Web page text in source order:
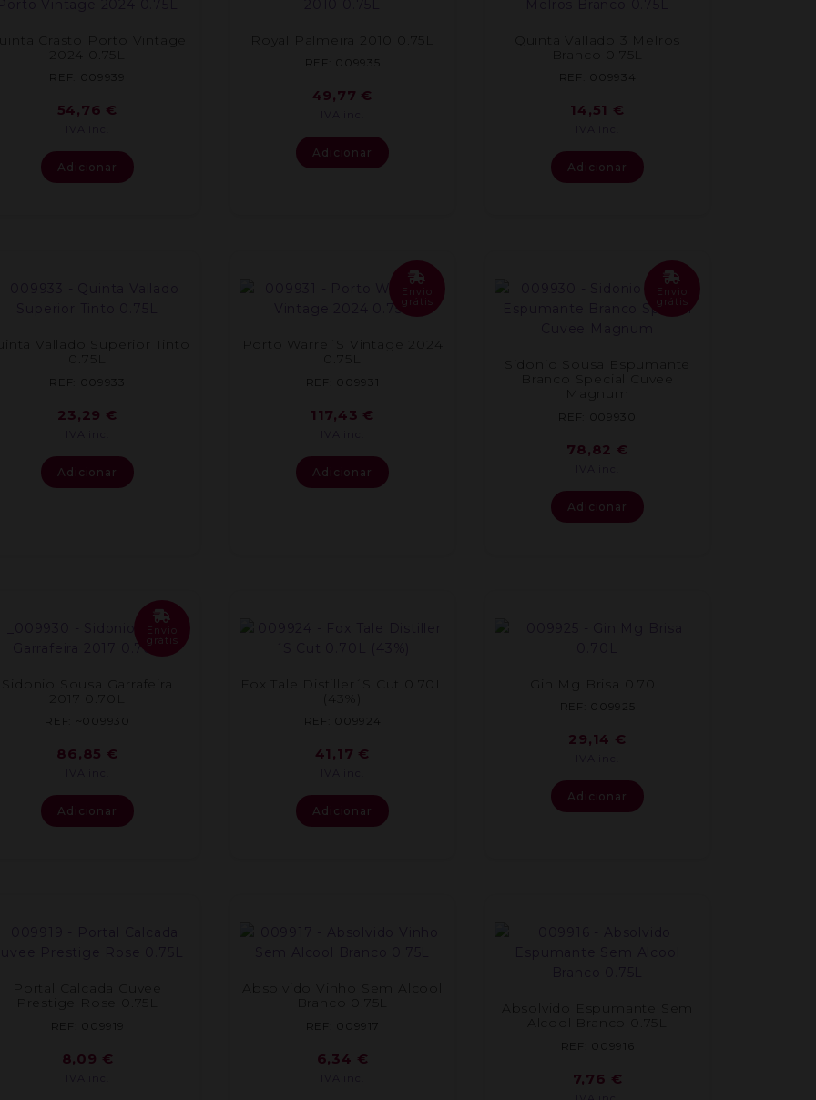
Crasto Porto Vintage
2024 0.75L
REF: 009939
54,76 €
Adicionar
Royal Palmeira 2010 0.75L
REF: 009935
49,77 €
Adicionar
Quinta Vallado 3 Melros
Branco 0.75L
REF: 009934
14,51 €
Adicionar
Vallado Superior Tinto
0.75L
REF: 009933
23,29 €
Adicionar
Porto Warre´S Vintage 2024
0.75L
REF: 009931
117,43 €
Envio
grátis
Adicionar
Sidonio Sousa Espumante
Branco Special Cuvee
Magnum
REF: 009930
78,82 €
Envio
grátis
Adicionar
Sidonio Sousa Garrafeira
2017 0.70L
REF: ~009930
86,85 €
Envio
grátis
Adicionar
Fox Tale Distiller´S Cut 0.70L
(43%)
REF: 009924
41,17 €
Adicionar
Gin Mg Brisa 0.70L
REF: 009925
29,14 €
Adicionar
Portal Calcada Cuvee
Prestige Rose 0.75L
REF: 009919
8,09 €
Absolvido Vinho Sem Alcool
Branco 0.75L
REF: 009917
6,34 €
Absolvido Espumante Sem
Alcool Branco 0.75L
REF: 009916
7,76 €